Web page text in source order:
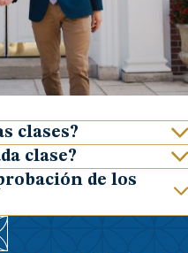
clases?
clase?
de los